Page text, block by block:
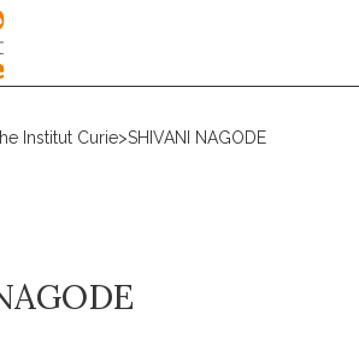
Institut Curie>SHIVANI NAGODE